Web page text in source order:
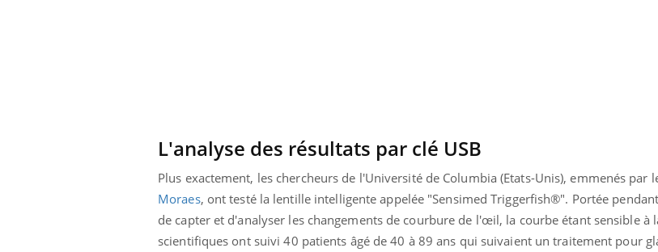
L'analyse des résultats par clé USB
Plus exactement, les chercheurs de l'Université de Columbia (Etats-Unis), emmenés par
Moraes, ont testé la lentille intelligente appelée "Sensimed Triggerfish®". Portée
de capter et d'analyser les changements de courbure de l'œil, la courbe étant sensible à
scientifiques ont suivi 40 patients âgé de 40 à 89 ans qui suivaient un traitement pour